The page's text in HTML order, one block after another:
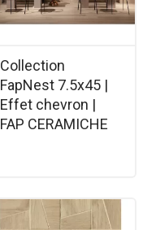
Collection
FapNest 7.5x45 |
Effet chevron |
FAP CERAMICHE